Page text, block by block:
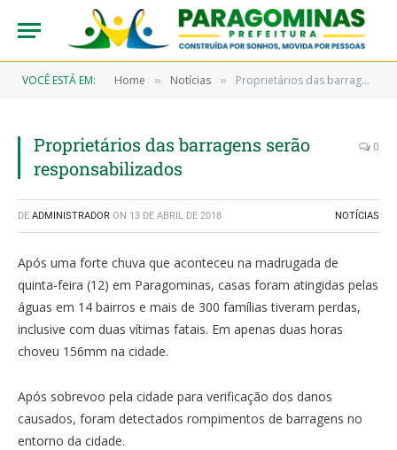
VOCÊ ESTÁ EM: Home » Notícias » Proprietários das barragens serão responsabilizados
Proprietários das barragens serão
responsabilizados
0
DE ADMINISTRADOR ON 13 DE ABRIL DE 2018 NOTÍCIAS
Após uma forte chuva que aconteceu na madrugada de
quinta-feira (12) em Paragominas, casas foram atingidas pelas
águas em 14 bairros e mais de 300 famílias tiveram perdas,
inclusive com duas vítimas fatais. Em apenas duas horas
choveu 156mm na cidade.
Após sobrevoo pela cidade para verificação dos danos
causados, foram detectados rompimentos de barragens no
entorno da cidade.